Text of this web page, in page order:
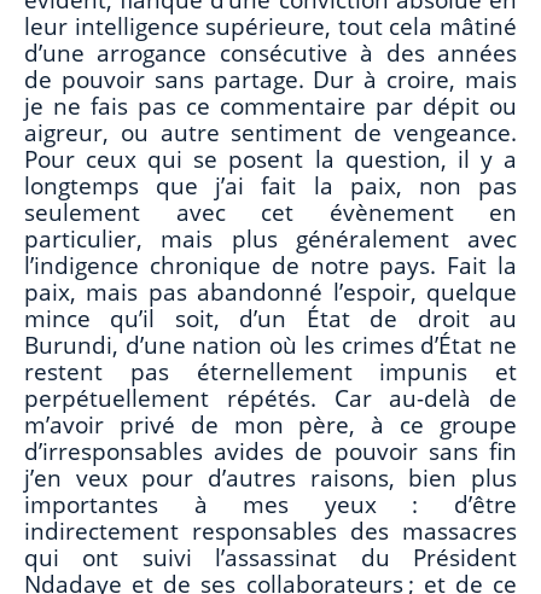
leur intelligence supérieure, tout cela mâtiné
d’une arrogance consécutive à des années
de pouvoir sans partage. Dur à croire, mais
je ne fais pas ce commentaire par dépit ou
aigreur, ou autre sentiment de vengeance.
Pour ceux qui se posent la question, il y a
longtemps que j’ai fait la paix, non pas
seulement avec cet évènement en
particulier, mais plus généralement avec
l’indigence chronique de notre pays. Fait la
paix, mais pas abandonné l’espoir, quelque
mince qu’il soit, d’un État de droit au
Burundi, d’une nation où les crimes d’État ne
restent pas éternellement impunis et
perpétuellement répétés. Car au-delà de
m’avoir privé de mon père, à ce groupe
d’irresponsables avides de pouvoir sans fin
j’en veux pour d’autres raisons, bien plus
importantes à mes yeux : d’être
indirectement responsables des massacres
qui ont suivi l’assassinat du Président
Ndadaye et de ses collaborateurs ; et de ce